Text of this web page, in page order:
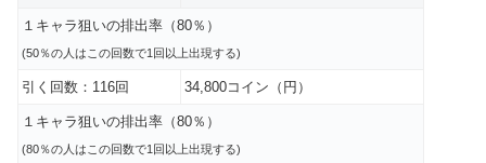
１キャラ狙いの排出率（80％）
(50％の人はこの回数で1回以上出現する)
引く回数：116回 34,800コイン（円）
１キャラ狙いの排出率（80％）
(80％の人はこの回数で1回以上出現する)